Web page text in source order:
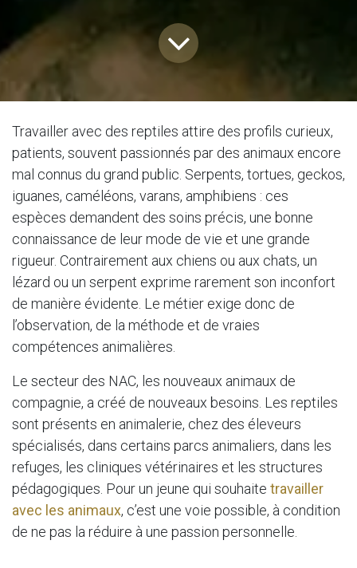
Travailler avec des reptiles attire des profils curieux,
patients, souvent passionnés par des animaux encore
mal connus du grand public. Serpents, tortues, geckos,
iguanes, caméléons, varans, amphibiens : ces
espèces demandent des soins précis, une bonne
connaissance de leur mode de vie et une grande
rigueur. Contrairement aux chiens ou aux chats, un
lézard ou un serpent exprime rarement son inconfort
de manière évidente. Le métier exige donc de
l’observation, de la méthode et de vraies
compétences animalières.
Le secteur des NAC, les nouveaux animaux de
compagnie, a créé de nouveaux besoins. Les reptiles
sont présents en animalerie, chez des éleveurs
spécialisés, dans certains parcs animaliers, dans les
refuges, les cliniques vétérinaires et les structures
pédagogiques. Pour un jeune qui souhaite travailler
avec les animaux, c’est une voie possible, à condition
de ne pas la réduire à une passion personnelle.